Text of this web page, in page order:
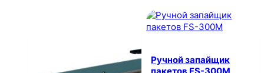
Ручной запайщик